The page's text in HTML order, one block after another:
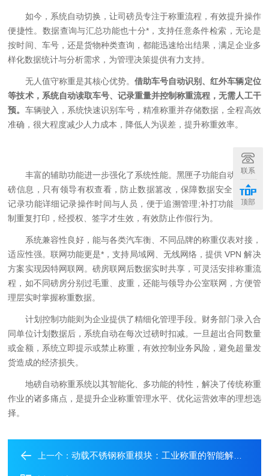
如今，系统自动切换，让司磅员专注于称重流程，有效提升操作
便捷性。数据查询与汇总功能也十分*，支持任意条件检索，无论是
按时间、车号，还是货物种类查询，都能迅速给出结果，满足企业多
样化数据统计与分析需求，为管理决策提供有力支持。
无人值守称重是其核心优势。借助车号自动识别、红外车辆定位
等技术，系统自动读取车号、记录重量并控制称重流程，无需人工干
预。 车辆驶入，系统快速识别车号，精准称重并存储数据，全程高效
准确，很大程度减少人力成本，降低人为误差，提升称重效率。
丰富的辅助功能进一步强化了系统性能。黑匣子功能自动记录过
磅信息，只有领导有权查看，防止数据篡改，保障数据安全;开关机
记录功能详细记录操作时间与人员，便于追溯管理;补打功能严格限
制重复打印，经授权、签字才生效，有效防止作假行为。
系统兼容性良好，能与各类汽车衡、不同品牌的称重仪表对接，
适应性强。 联网功能更是*，支持局域网、无线网络，提供 VPN 解决
方案实现因特网联网。磅房联网后数据实时共享，可灵活安排称重流
程，如不同磅房分别过毛重、皮重，还能与领导办公室联网，方便管
理层实时掌握称重数据。
计划控制功能则为企业提供了精细化管理手段。财务部门录入合
同单位计划数据后，系统自动在每次过磅时扣减。一旦超出合同数量
或金额，系统立即提示或禁止称重，有效控制业务风险，避免超量发
货造成的经济损失。
地磅自动称重系统以其智能化、多功能的特性，解决了传统称重
作业的诸多痛点，是提升企业称重管理水平、优化运营效率的理想选
择。
上一个：动载不锈钢称重模块：工业称重的智能解决方案
联系
顶部